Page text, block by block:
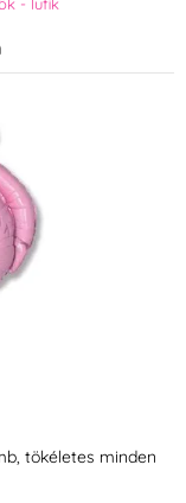
- lufik
tökéletes minden